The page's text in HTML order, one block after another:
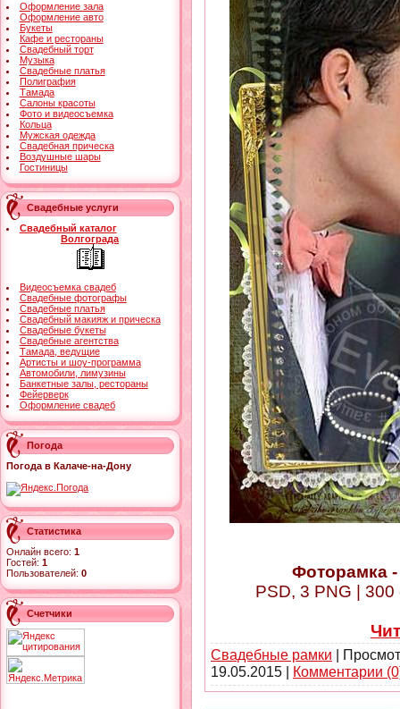
Оформление зала
Оформление авто
Букеты
Кафе и рестораны
Свадебный торт
Музыка
Свадебные платья
Полиграфия
Тамада
Салоны красоты
Фото и видеосъемка
Кольца
Мужская одежда
Свадебная прическа
Воздушные шары
Гостиницы
Свадебные услуги
Свадебный каталог
Волгограда
Видеосъемка свадеб
Свадебные фотографы
Свадебные платья
Свадебный макияж и прическа
Свадебные букеты
Свадебные агентства
Тамада, ведущие
Артисты и шоу-программа
Автомобили, лимузины
Банкетные залы, рестораны
Фейерверк
Оформление свадеб
Погода
Погода в Калаче-на-Дону
Статистика
Онлайн всего: 1
Гостей: 1
Пользователей: 0
Счетчики
Фоторамка -
PSD, 3 PNG |
Свадебные рамки |
19.05.2015 | Комментарии